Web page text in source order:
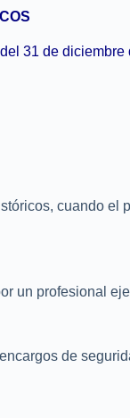
31 de diciembre
cuando el
un profesional
de